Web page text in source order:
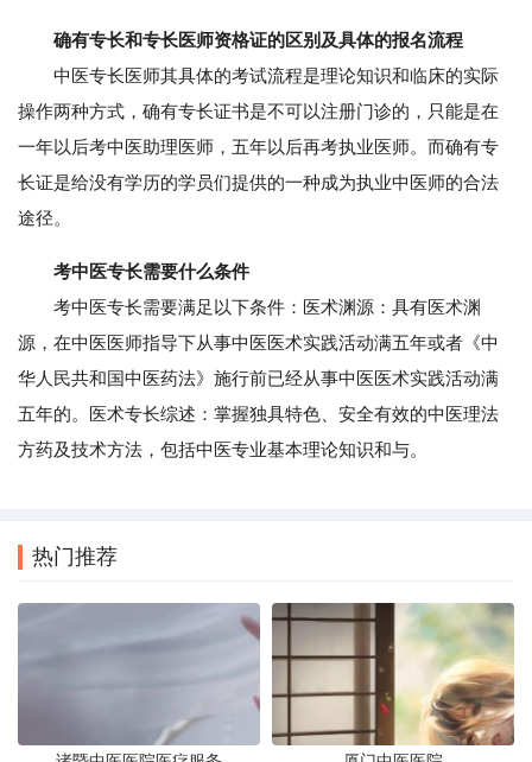
确有专长和专长医师资格证的区别及具体的报名流程
中医专长医师其具体的考试流程是理论知识和临床的实际
操作两种方式，确有专长证书是不可以注册门诊的，只能是在
一年以后考中医助理医师，五年以后再考执业医师。而确有专
长证是给没有学历的学员们提供的一种成为执业中医师的合法
途径。
考中医专长需要什么条件
考中医专长需要满足以下条件：医术渊源：具有医术渊
源，在中医医师指导下从事中医医术实践活动满五年或者《中
华人民共和国中医药法》施行前已经从事中医医术实践活动满
五年的。医术专长综述：掌握独具特色、安全有效的中医理法
方药及技术方法，包括中医专业基本理论知识和与。
热门推荐